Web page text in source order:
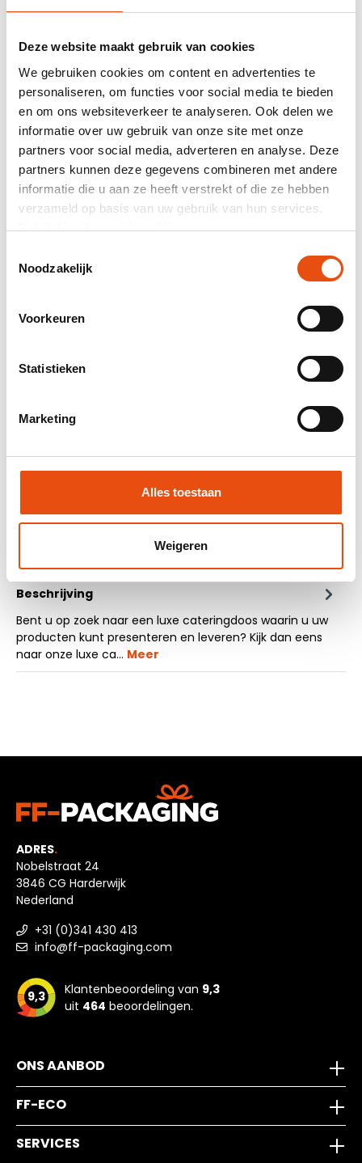
Deze website maakt gebruik van cookies
We gebruiken cookies om content en advertenties te
personaliseren, om functies voor social media te bieden
en om ons websiteverkeer te analyseren. Ook delen we
informatie over uw gebruik van onze site met onze
partners voor social media, adverteren en analyse. Deze
partners kunnen deze gegevens combineren met andere
informatie die u aan ze heeft verstrekt of die ze hebben
verzameld op basis van uw gebruik van hun services.
Bekijk hier decookiemelding.
Noodzakelijk
Voorkeuren
Statistieken
Marketing
Alles toestaan
Weigeren
5. Oplage
7. Ontwerp aanleveren
Samenvatting
464 klantreviews
Totaal prijs
excl. BTW
Productnummer:
Gratis verzending vanaf € 150,- excl. BTW
Gratis visual en/of sample
Offerte op maat aanvragen
Vraag een sample aan
Beschrijving
Bent u op zoek naar een luxe cateringdoos waarin u uw
producten kunt presenteren en leveren? Kijk dan eens
naar onze luxe ca… Meer
ADRES.
Nobelstraat 24
3846 CG Harderwijk
Nederland
+31 (0)341 430 413
info@ff-packaging.com
9,3 Klantenbeoordeling van 9,3
uit 464 beoordelingen.
ONS AANBOD
FF-ECO
SERVICES